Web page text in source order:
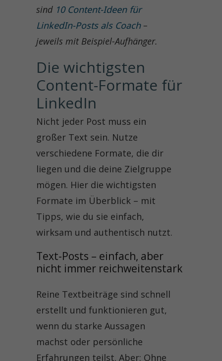
sind 10 Content-Ideen für
LinkedIn-Posts als Coach–
jeweils mit Beispiel-Aufhänger.
Die wichtigsten
Content-Formate für
LinkedIn
Nicht jeder Post muss ein
großer Text sein. Nutze
verschiedene Formate, die dir
liegen und die deine Zielgruppe
mögen. Hier die wichtigsten
Formate im Überblick – mit
Tipps, wie du sie einfach,
wirksam und authentisch nutzt.
Text-Posts – einfach, aber
nicht immer reichweitenstark
Reine Textbeiträge sind schnell
erstellt und funktionieren gut,
wenn du starke Aussagen
machst oder persönliche
Erfahrungen teilst. Aber: Ohne